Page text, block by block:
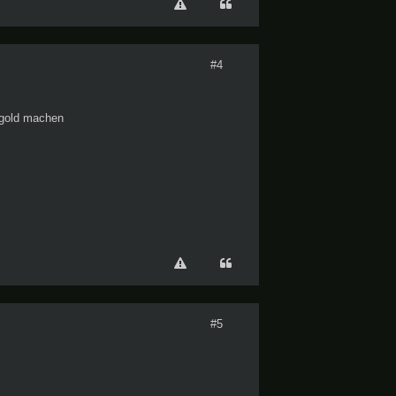
#4
machen
#5